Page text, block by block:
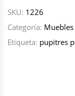
SKU: 1226
Categoría:
Etiqueta: pupitres